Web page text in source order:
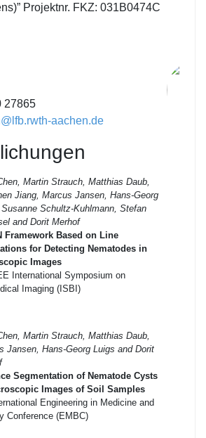
Projektnr. FKZ: 031B0474C
27865
aachen.de
Martin Strauch, Matthias Daub,
Jiang, Marcus Jansen, Hans-Georg
Schultz-Kuhlmann, Stefan
and Dorit Merhof
Framework Based on Line
for Detecting Nematodes in
Images
International Symposium on
Imaging (ISBI)
Martin Strauch, Matthias Daub,
Jansen, Hans-Georg Luigs and Dorit
Segmentation of Nematode Cysts
Images of Soil Samples
Engineering in Medicine and
Conference (EMBC)